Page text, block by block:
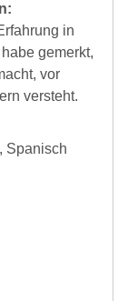
in
gemerkt,
vor
versteht.
Spanisch